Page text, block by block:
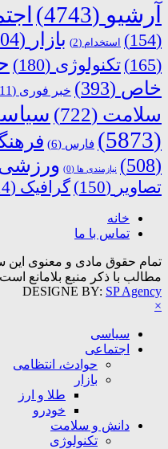
آرشیو (4743)
(154)
استخدام (2) بازار (404)
(165)
تکنولوژی (180)
خاص (393) خبر فوری (11)
سلامت (722)
(5873)
فارس (6)
(508)
نیازمندی ها (0)
تصاویر (150) گرافیک (114)
خانه
تماس با ما
تمام حقوق مادی و معنوی این
مطالب با ذکر منبع بلامانع
DESIGNE BY: SP Agency
×
سیاسی
اجتماعی
حوادث، انتظامی
بازار
طلا و ارز
خودرو
دانش و سلامت
تکنولوژی